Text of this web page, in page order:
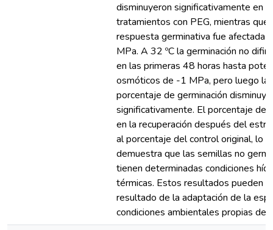
disminuyeron significativamente en
tratamientos con PEG, mientras que
respuesta germinativa fue afectada
MPa. A 32 ºC la germinación no
en las primeras 48 horas hasta
osmóticos de -1 MPa, pero luego la
porcentaje de germinación
significativamente. El porcentaje de
en la recuperación después del
al porcentaje del control original, lo
demuestra que las semillas no
tienen determinadas condiciones
térmicas. Estos resultados pueden
resultado de la adaptación de la
condiciones ambientales propias de